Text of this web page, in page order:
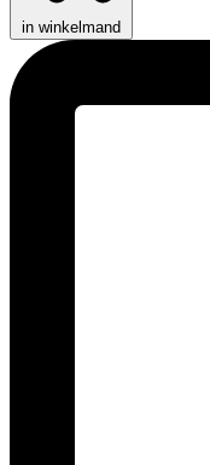
in winkelmand